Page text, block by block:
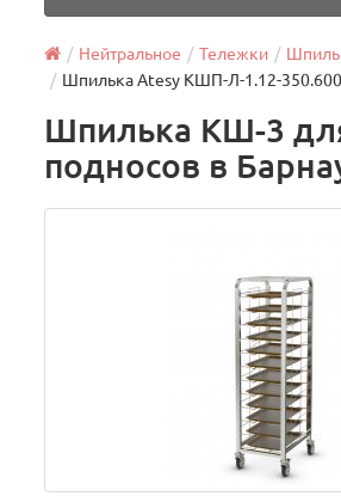
Нейтральное Тележки
Шпилька Atesy КШП-Л-1.12-
Шпилька КШ-3
подносов в